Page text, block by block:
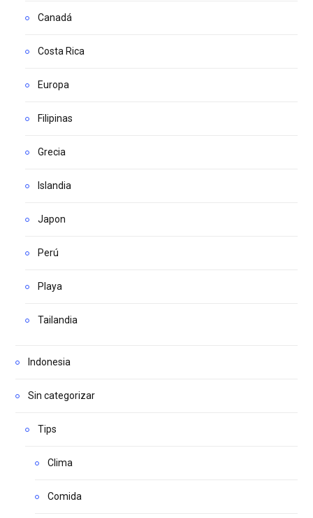
Canadá
Costa Rica
Europa
Filipinas
Grecia
Islandia
Japon
Perú
Playa
Tailandia
Indonesia
Sin categorizar
Tips
Clima
Comida